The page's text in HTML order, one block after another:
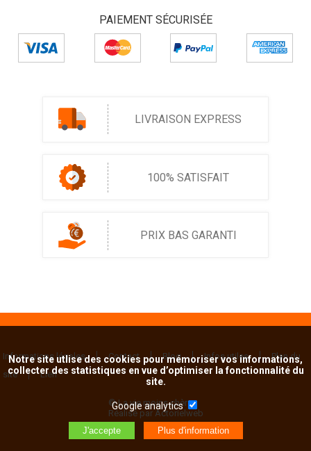
PAIEMENT SÉCURISÉE
LIVRAISON EXPRESS
100% SATISFAIT
PRIX BAS GARANTI
Informations légales Contact Blog Infos utiles
Plan du
site
Lien
© La vie moins chère
Réalisé par Actorielweb
Notre site utlise des cookies pour mémoriser vos informations,
collecter des statistiques en vue d’optimiser la fonctionnalité du
site.
Google analytics